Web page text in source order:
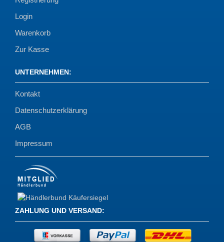
Login
Warenkorb
Zur Kasse
UNTERNEHMEN:
Kontakt
Datenschutzerklärung
AGB
Impressum
ZAHLUNG UND VERSAND: